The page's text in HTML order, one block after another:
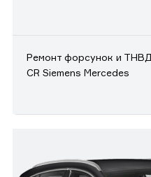
Ремонт форсунок и ТНВД
CR Siemens Mercedes